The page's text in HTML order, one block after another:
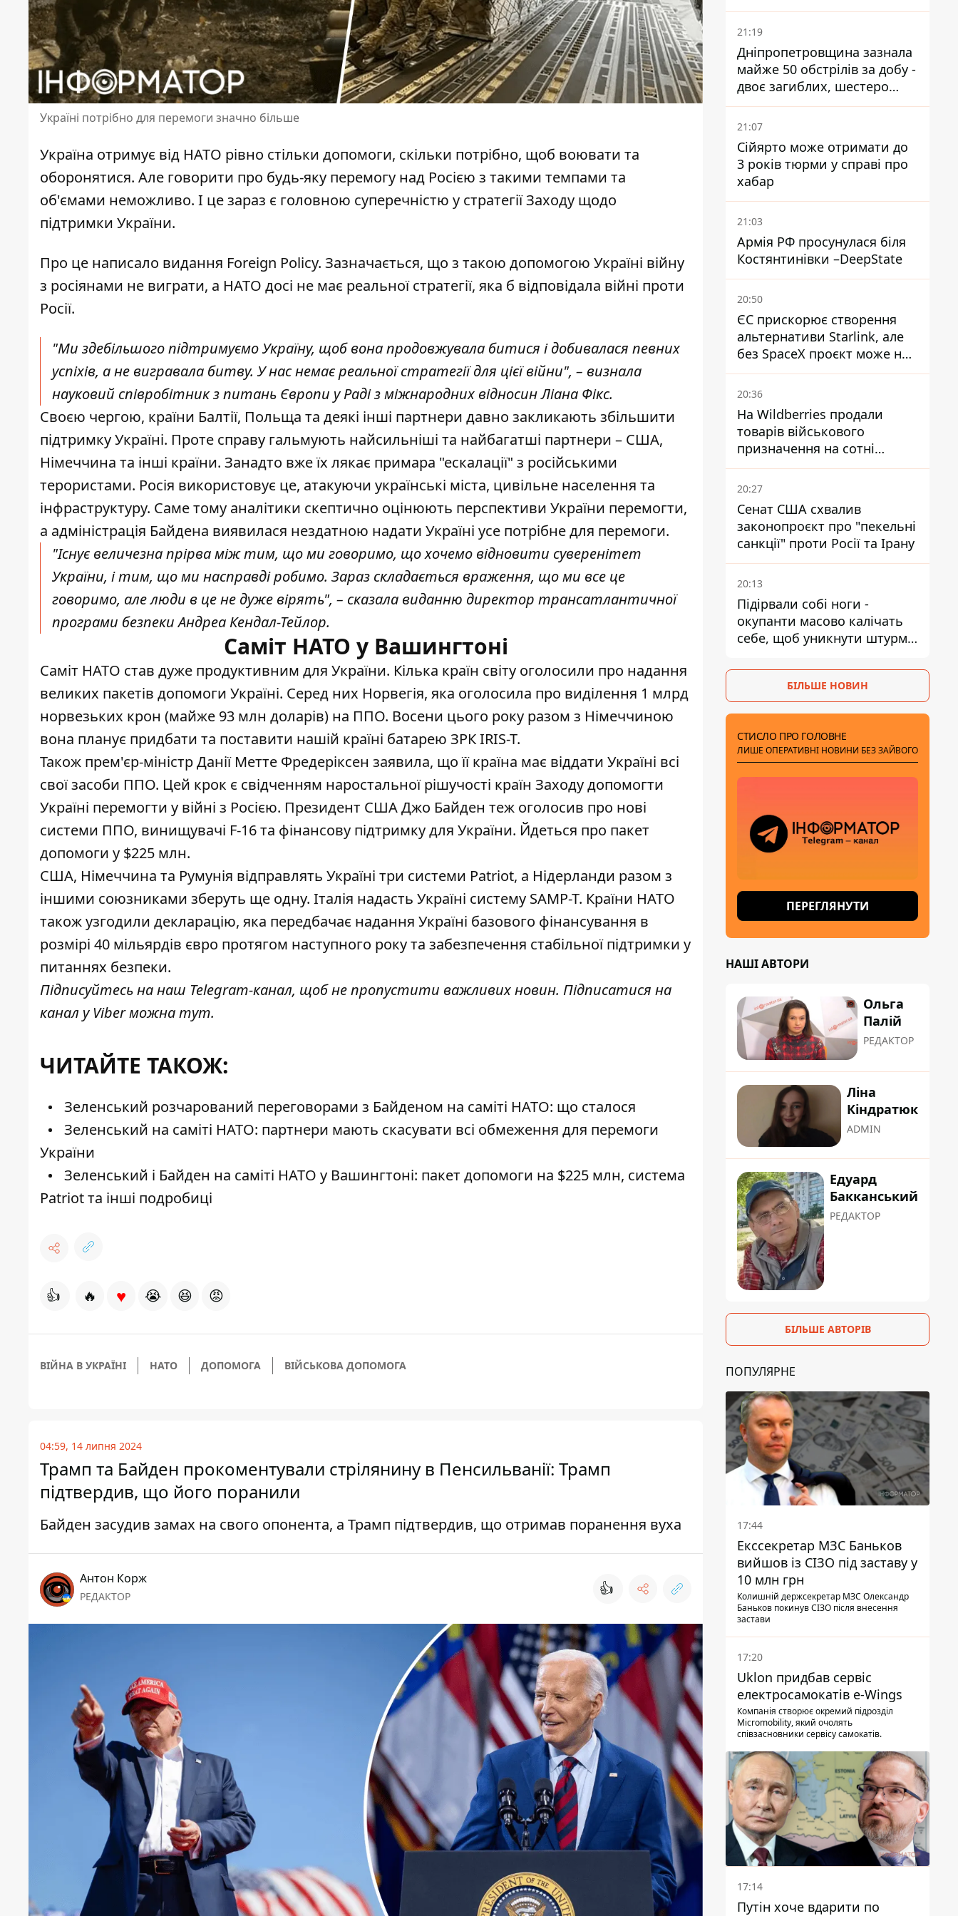
Україні потрібно для перемоги значно більше
Україна отримує від НАТО рівно стільки допомоги, скільки потрібно, щоб воювати та
оборонятися. Але говорити про будь-яку перемогу над Росією з такими темпами та
об'ємами неможливо. І це зараз є головною суперечністю у стратегії Заходу щодо
підтримки України.
Про це написало видання Foreign Policy. Зазначається, що з такою допомогою Україні війну
з росіянами не виграти, а НАТО досі не має реальної стратегії, яка б відповідала війні проти
Росії.
"Ми здебільшого підтримуємо Україну, щоб вона продовжувала битися і добивалася певних
успіхів, а не вигравала битву. У нас немає реальної стратегії для цієї війни", – визнала
науковий співробітник з питань Європи у Раді з міжнародних відносин Ліана Фікс.
Своєю чергою, країни Балтії, Польща та деякі інші партнери давно закликають збільшити
підтримку Україні. Проте справу гальмують найсильніші та найбагатші партнери – США,
Німеччина та інші країни. Занадто вже їх лякає примара "ескалації" з російськими
терористами. Росія використовує це, атакуючи українські міста, цивільне населення та
інфраструктуру. Саме тому аналітики скептично оцінюють перспективи України перемогти,
а адміністрація Байдена виявилася нездатною надати Україні усе потрібне для перемоги.
"Існує величезна прірва між тим, що ми говоримо, що хочемо відновити суверенітет
України, і тим, що ми насправді робимо. Зараз складається враження, що ми все це
говоримо, але люди в це не дуже вірять", – сказала виданню директор трансатлантичної
програми безпеки Андреа Кендал-Тейлор.
Саміт НАТО у Вашингтоні
Саміт НАТО став дуже продуктивним для України. Кілька країн світу оголосили про надання
великих пакетів допомоги Україні. Серед них Норвегія, яка оголосила про виділення 1 млрд
норвезьких крон (майже 93 млн доларів) на ППО. Восени цього року разом з Німеччиною
вона планує придбати та поставити нашій країні батарею ЗРК IRIS-T.
Також прем'єр-міністр Данії Метте Фредеріксен заявила, що її країна має віддати Україні всі
свої засоби ППО. Цей крок є свідченням наростальної рішучості країн Заходу допомогти
Україні перемогти у війні з Росією. Президент США Джо Байден теж оголосив про нові
системи ППО, винищувачі F-16 та фінансову підтримку для України. Йдеться про пакет
допомоги у $225 млн.
США, Німеччина та Румунія відправлять Україні три системи Patriot, а Нідерланди разом з
іншими союзниками зберуть ще одну. Італія надасть Україні систему SAMP-T. Країни НАТО
також узгодили декларацію, яка передбачає надання Україні базового фінансування в
розмірі 40 мільярдів євро протягом наступного року та забезпечення стабільної підтримки у
питаннях безпеки.
Підписуйтесь на наш Telegram-канал, щоб не пропустити важливих новин. Підписатися на
канал у Viber можнатут.
ЧИТАЙТЕ ТАКОЖ:
Зеленський розчарований переговорами з Байденом на саміті НАТО: що сталося
Зеленський на саміті НАТО: партнери мають скасувати всі обмеження для перемоги
України
Зеленський і Байден на саміті НАТО у Вашингтоні: пакет допомоги на $225 млн, система
Patriot та інші подробиці
👍 🔥 ♥ 😭 😆 😡
ВІЙНА В УКРАЇНІ НАТО ДОПОМОГА ВІЙСЬКОВА ДОПОМОГА
04:59, 14 липня 2024
Трамп та Байден прокоментували стрілянину в Пенсильванії: Трамп
підтвердив, що його поранили
Байден засудив замах на свого опонента, а Трамп підтвердив, що отримав поранення вуха
Антон Корж
РЕДАКТОР 👍
21:19
Дніпропетровщина зазнала
майже 50 обстрілів за добу -
двоє загиблих, шестеро
постраждалих
21:07
Сійярто може отримати до
3 років тюрми у справі про
хабар
21:03
Армія РФ просунулася біля
Костянтинівки –DeepState
20:50
ЄС прискорює створення
альтернативи Starlink, але
без SpaceX проєкт може не
обійтися
20:36
На Wildberries продали
товарів військового
призначення на сотні
мільйонів, але удари ЗСУ
змінили ситуацію
20:27
Сенат США схвалив
законопроєкт про "пекельні
санкції" проти Росії та Ірану
20:13
Підірвали собі ноги -
окупанти масово калічать
себе, щоб уникнути штурмів
БІЛЬШЕ НОВИН
СТИСЛО ПРО ГОЛОВНЕ
ЛИШЕ ОПЕРАТИВНІ НОВИНИ БЕЗ ЗАЙВОГО
ПЕРЕГЛЯНУТИ
НАШІ АВТОРИ
Ольга
Палій
РЕДАКТОР
Ліна
Кіндратюк
ADMIN
Едуард
Бакканський
РЕДАКТОР
БІЛЬШЕ АВТОРІВ
ПОПУЛЯРНЕ
17:44
Екссекретар МЗС Баньков
вийшов із СІЗО під заставу у
10 млн грн
Колишній держсекретар МЗС Олександр
Баньков покинув СІЗО після внесення
застави
17:20
Uklon придбав сервіс
електросамокатів e-Wings
Компанія створює окремий підрозділ
Micromobility, який очолять
співзасновники сервісу самокатів.
17:14
Путін хоче вдарити по